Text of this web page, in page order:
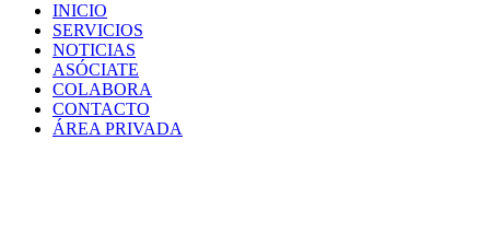
INICIO
SERVICIOS
NOTICIAS
ASÓCIATE
COLABORA
CONTACTO
ÁREA PRIVADA